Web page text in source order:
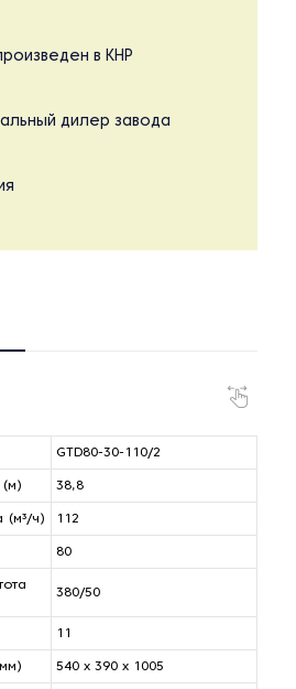
в КНР
дилер завода
GTD80-30-110/2
(м) 38,8
(м³/ч) 112
80
380/50
11
540 x 390 x 1005